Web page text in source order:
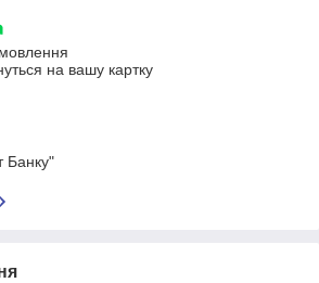
на вашу картку
Банку"